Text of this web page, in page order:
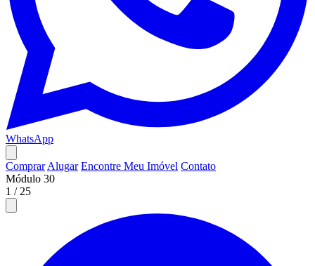
WhatsApp
Comprar Alugar Encontre Meu Imóvel Contato
Módulo 30
1 / 25